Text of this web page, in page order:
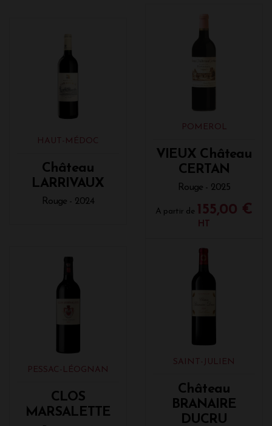
HAUT-MÉDOC
Château
LARRIVAUX
Rouge - 2024
POMEROL
VIEUX Château
CERTAN
Rouge - 2025
A partir de 155,00 €
HT
PESSAC-LÉOGNAN
CLOS
MARSALETTE
SAINT-JULIEN
Château
BRANAIRE
DUCRU